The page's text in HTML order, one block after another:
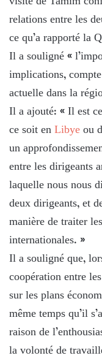
relations entre les
ce qu’a rapporté la
Il a souligné «
implications,
actuelle dans la
Il a ajouté: « Il est
ce soit enLibyeou
un
entre les dirigeants
laquelle nous nous
deux dirigeants, et
manière de traiter
internationales. »
Il a souligné que,
coopération entre
sur les plans
même temps qu’il
raison de
la volonté de